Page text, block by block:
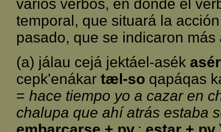
varios verbos, en donde el
temporal, que situará la
pasado, que se indicaron más
(a) jálau cejá jektáel-asék
cepk'enákar tæl-so qapáqas
= hace tiempo yo a cazar en
chalupa que ahí atrás estaba